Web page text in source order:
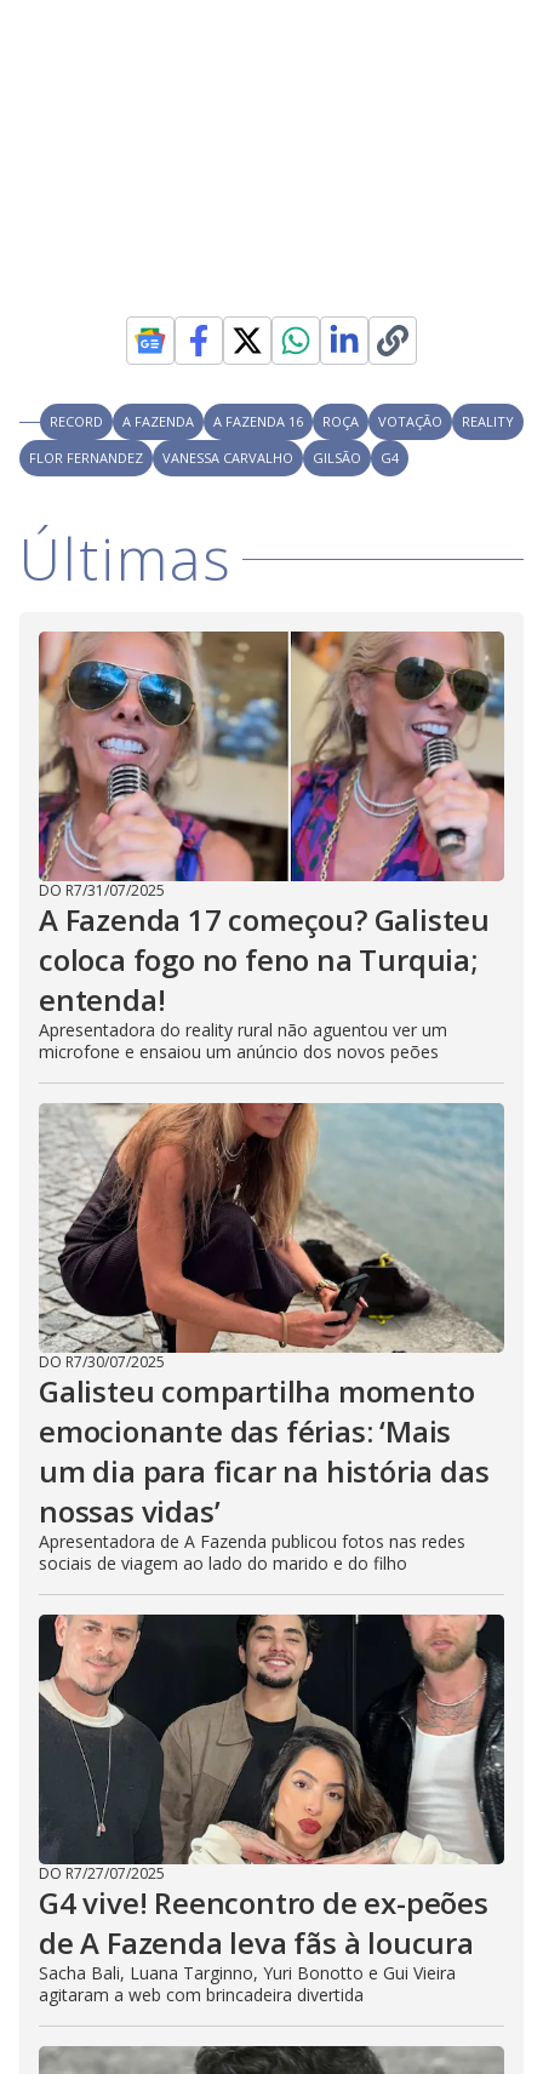
RECORD A FAZENDA A FAZENDA 16 ROÇA VOTAÇÃO
REALITY
FLOR FERNANDEZ
VANESSA CARVALHO GILSÃO G4
Últimas
DO R7/31/07/2025
A Fazenda 17 começou? Galisteu
coloca fogo no feno na Turquia;
entenda!
Apresentadora do reality rural não aguentou ver um
microfone e ensaiou um anúncio dos novos peões
DO R7/30/07/2025
Galisteu compartilha momento
emocionante das férias: ‘Mais
um dia para ficar na história das
nossas vidas’
Apresentadora de A Fazenda publicou fotos nas redes
sociais de viagem ao lado do marido e do filho
DO R7/27/07/2025
G4 vive! Reencontro de ex-peões
de A Fazenda leva fãs à loucura
Sacha Bali, Luana Targinno, Yuri Bonotto e Gui Vieira
agitaram a web com brincadeira divertida